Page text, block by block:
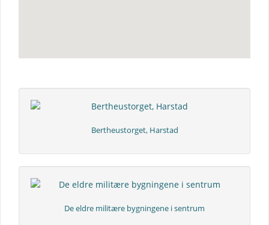
Bertheustorget, Harstad
De eldre militære bygningene i sentrum